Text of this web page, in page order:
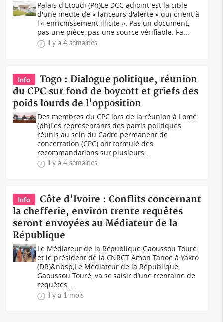
Palais d'Etoudi (Ph)Le DCC adjoint est la cible
d'une meute de « lanceurs d'alerte » qui crient à
l'« enrichissement illicite ». Pas un document,
pas une pièce, pas une source vérifiable. Fa...
il y a 4 semaines
Info
Togo : Dialogue politique, réunion
du CPC sur fond de boycott et griefs des
poids lourds de l'opposition
Des membres du CPC lors de la réunion à Lomé
(ph)Les représentants des partis politiques
réunis au sein du Cadre permanent de
concertation (CPC) ont formulé des
recommandations sur plusieurs...
il y a 4 semaines
Info
Côte d'Ivoire : Conflits concernant
la chefferie, environ trente requêtes
seront envoyées au Médiateur de la
République
Le Médiateur de la République Gaoussou Touré
et le président de la CNRCT Amon Tanoé à Yakro
(DR)&nbsp;Le Médiateur de la République,
Gaoussou Touré, va se saisir d’une trentaine de
requêtes...
il y a 1 mois